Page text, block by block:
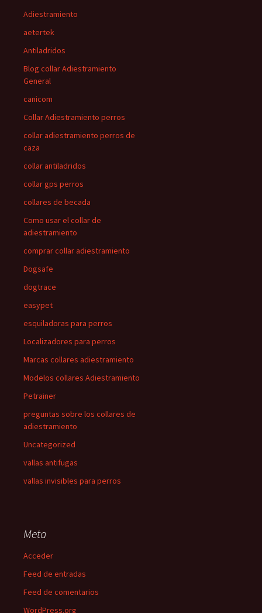
Adiestramiento
aetertek
Antiladridos
Blog collar Adiestramiento
General
canicom
Collar Adiestramiento perros
collar adiestramiento perros de
caza
collar antiladridos
collar gps perros
collares de becada
Como usar el collar de
adiestramiento
comprar collar adiestramiento
Dogsafe
dogtrace
easypet
esquiladoras para perros
Localizadores para perros
Marcas collares adiestramiento
Modelos collares Adiestramiento
Petrainer
preguntas sobre los collares de
adiestramiento
Uncategorized
vallas antifugas
vallas invisibles para perros
Meta
Acceder
Feed de entradas
Feed de comentarios
WordPress.org